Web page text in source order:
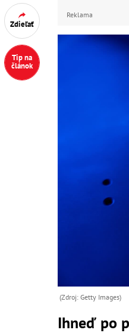
Zdieľať
Tip na
článok
Reklama
(Zdroj: Getty Images)
Ihneď po